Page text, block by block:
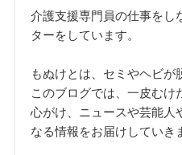
介護支援専門員の仕事をし
ターをしています。
もぬけとは、セミやヘビが
このブログでは、一皮むけ
心がけ、ニュースや芸能人
なる情報をお届けしていき